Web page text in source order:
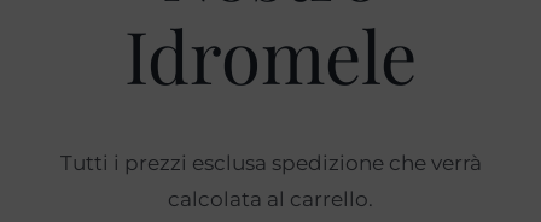
Idromele
Tutti i prezzi esclusa spedizione che verrà
calcolata al carrello.